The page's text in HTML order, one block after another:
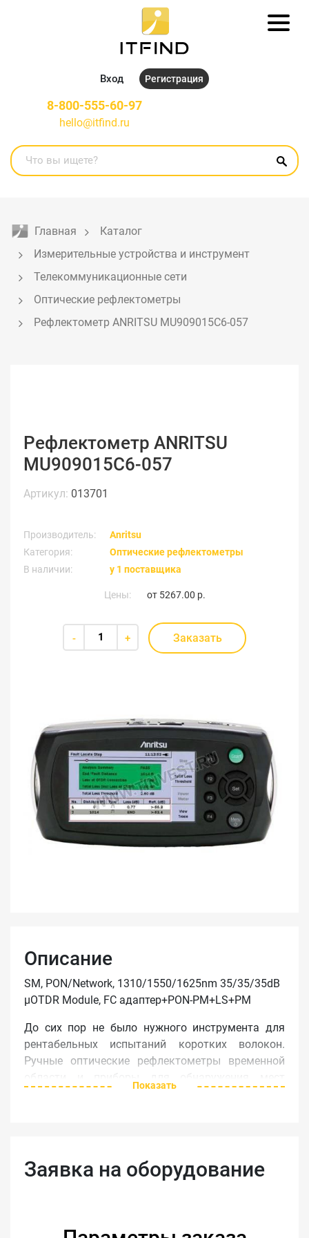
Вход Регистрация
8-800-555-60-97
hello@itfind.ru
Главная
Каталог
Измерительные устройства и инструмент
Телекоммуникационные сети
Оптические рефлектометры
Рефлектометр ANRITSU MU909015C6-057
Рефлектометр ANRITSU
MU909015C6-057
Артикул: 013701
Производитель:
Anritsu
Категория:
Оптические рефлектометры
В наличии:
у 1 поставщика
Цены: от 5267.00 р.
- + Заказать
Описание
SM, PON/Network, 1310/1550/1625nm 35/35/35dB
µOTDR Module, FC адаптер+PON-PM+LS+PM
До сих пор не было нужного инструмента для
рентабельных испытаний коротких волокон.
Ручные оптические рефлектометры временной
рефлектометры были слишком большие,
слишком дорогие и слишком сложные.
Показать
Заявка на оборудование